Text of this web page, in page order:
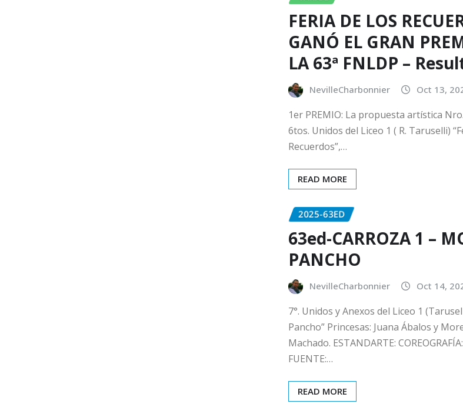
FERIA DE LOS
GANÓ EL GRAN
LA 63ª FNLDP –
NevilleCharbonnier Oct 13,
1er PREMIO: La propuesta artística
6tos. Unidos del Liceo 1 ( R. Taruselli)
Recuerdos”,…
READ MORE
2025-63ED
63ed-CARROZA 1 –
PANCHO
NevilleCharbonnier Oct 14,
7°. Unidos y Anexos del Liceo 1
Pancho” Princesas: Juana Ábalos y
Machado. ESTANDARTE:
FUENTE:…
READ MORE